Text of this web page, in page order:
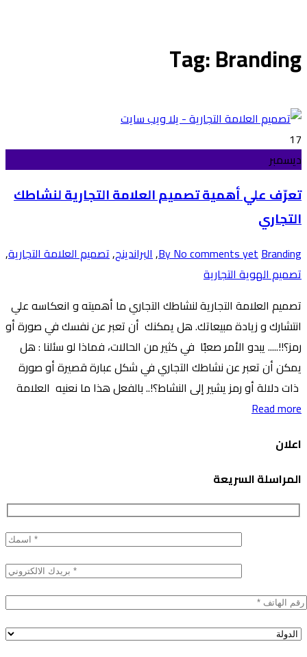
Tag: Branding
17
ديسمبر
تعرّف علي أهمية تصميم العلامة التجارية لنشاطك
التجاري
ByNo comments yetBranding
,البراندينج,تصميم العلامة التجارية,
تصميم الهوية التجارية
تصميم العلامة التجارية لنشاطك التجاري ما أهميته و انعكاسه علي
انتشارك و زيادة مبيعاتك. هل يمكنك أن تعبر عن نفسك في صورة أو
رمز؟!!..... يبدو الأمر صعبًا في كثير من الحالات، فماذا لو سئلنا : هل
يمكن أن تعبر عن نشاطك التجاري في شكل عبارة قصيرة أو صورة
ذات دلالة أو رمز يشير إلى النشاط؟!.. بالفعل هذا ما نعنيه العلامة
Read more
اعلان
المراسلة السريعة